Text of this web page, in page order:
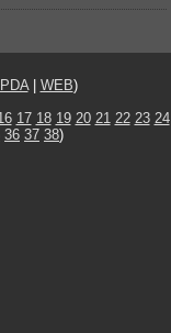
PDA| WEB)
17 18 19 20 21 22 23 24
36 37 38)